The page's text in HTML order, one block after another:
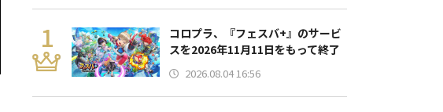
コロプラ、『フェスバ+』のサービ
スを2026年11月11日をもって終了
2026.08.04 16:56